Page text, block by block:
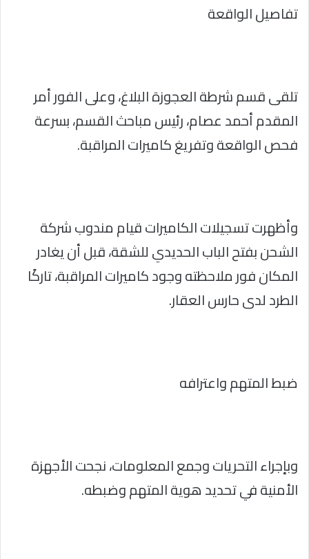
تفاصيل الواقعة
تلقى قسم شرطة العجوزة البلاغ، وعلى الفور أمر
المقدم أحمد عصام، رئيس مباحث القسم، بسرعة
فحص الواقعة وتفريغ كاميرات المراقبة.
وأظهرت تسجيلات الكاميرات قيام مندوب شركة
الشحن بفتح الباب الحديدي للشقة، قبل أن يغادر
المكان فور ملاحظته وجود كاميرات المراقبة، تاركًا
الطرد لدى حارس العقار.
ضبط المتهم واعترافه
وبإجراء التحريات وجمع المعلومات، نجحت الأجهزة
الأمنية في تحديد هوية المتهم وضبطه.